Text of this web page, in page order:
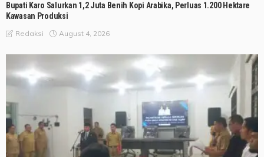
Bupati Karo Salurkan 1,2 Juta Benih Kopi Arabika, Perluas 1.200 Hektare
Kawasan Produksi
Redaksi August 4, 2026